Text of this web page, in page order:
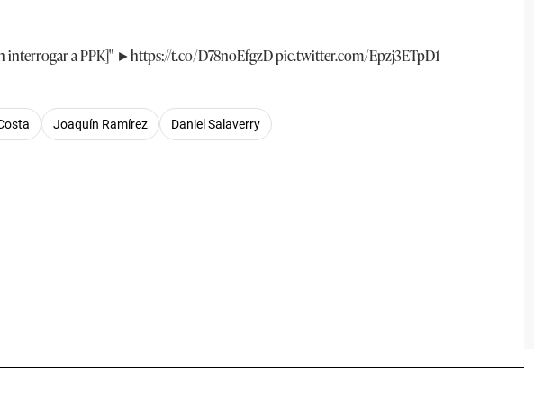
interrogar a PPK]" ►https://t.co/D78noEfgzDpic.twitter.com/Epzj3ETpD1
Joaquín Ramírez Daniel Salaverry